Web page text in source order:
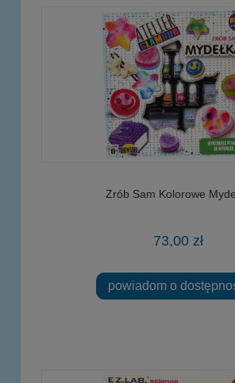
Zrób Sam Kolorowe
73,00 zł
powiadom o